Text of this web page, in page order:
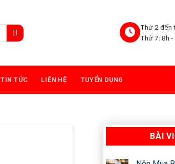
Thứ 2 đến
Thứ 7: 8h -
TIN TỨC LIÊN HỆ TUYỂN DỤNG
BÀI